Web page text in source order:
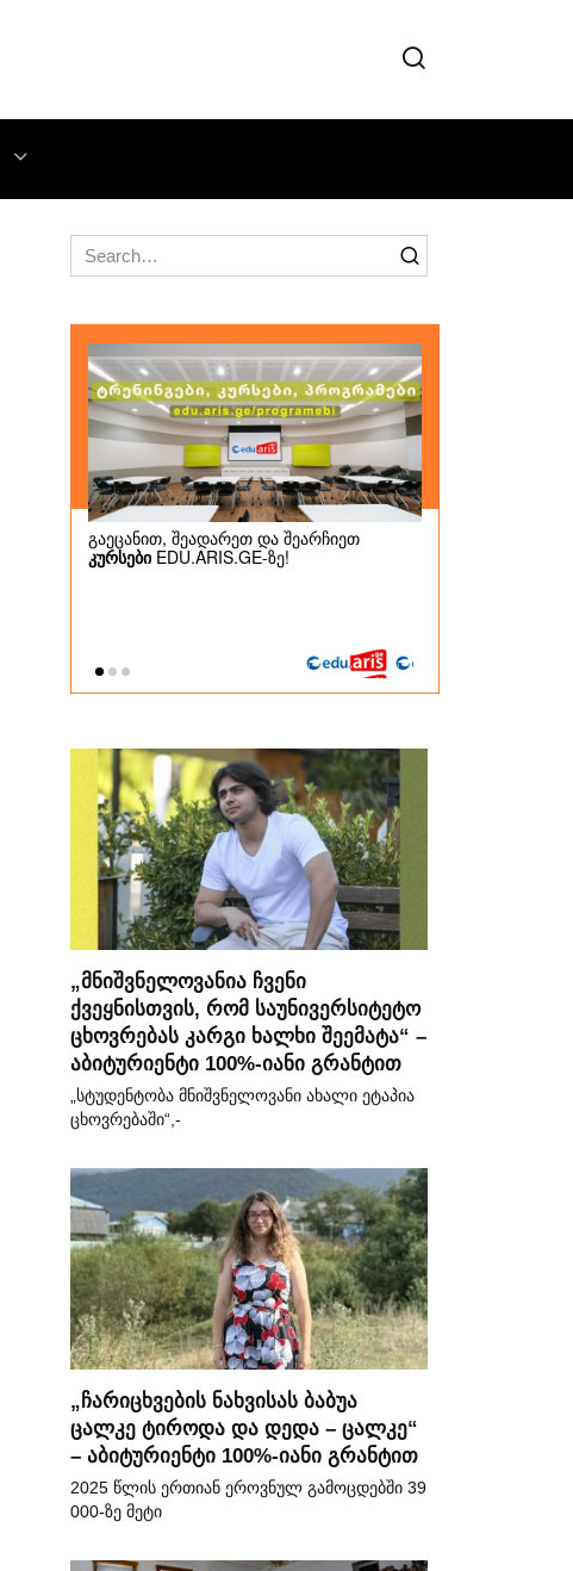
Search
for:
„მნიშვნელოვანია ჩვენი
ქვეყნისთვის, რომ საუნივერსიტეტო
ცხოვრებას კარგი ხალხი შეემატა“ –
აბიტურიენტი 100%-იანი გრანტით
„სტუდენტობა მნიშვნელოვანი ახალი ეტაპია
ცხოვრებაში“,-
„ჩარიცხვების ნახვისას ბაბუა
ცალკე ტიროდა და დედა – ცალკე“
– აბიტურიენტი 100%-იანი გრანტით
2025 წლის ერთიან ეროვნულ გამოცდებში 39
000-ზე მეტი